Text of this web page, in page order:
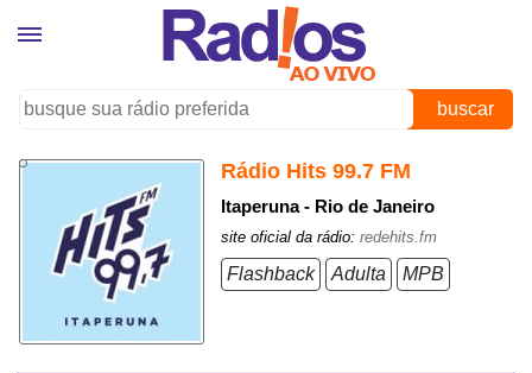
buscar
Rádio Hits 99.7 FM
Itaperuna - Rio de Janeiro
site oficial da rádio:redehits.fm
Flashback Adulta MPB